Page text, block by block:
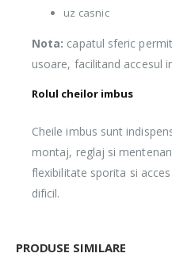
uz casnic
Nota: capatul sferic
usoare, facilitand accesul
Rolul cheilor imbus
Cheile imbus sunt
montaj, reglaj si
flexibilitate sporita si
dificil.
PRODUSE SIMILARE